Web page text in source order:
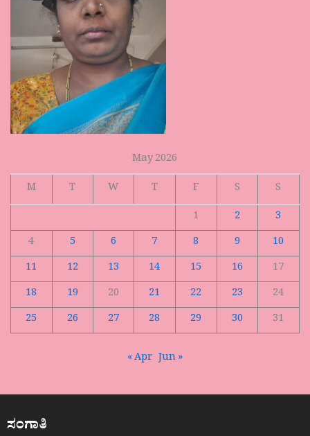
May 2026
M
T W T F S
S
1
2
3
4
5 6 7 8 9
10
11
12 13 14 15 16
17
18
19 20 21 22 23
24
25
26 27 28 29 30 31
« Apr Jun »
ಸಂಗಾತಿ